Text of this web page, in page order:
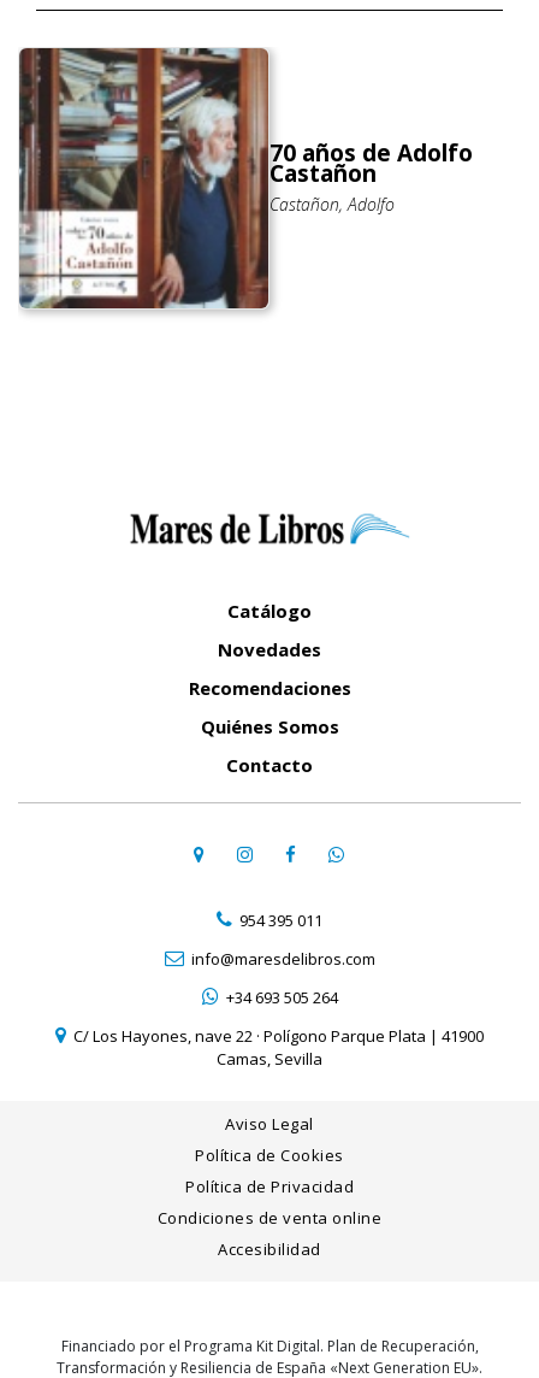
70 años de Adolfo
Castañon
Castañon, Adolfo
Catálogo
Novedades
Recomendaciones
Quiénes Somos
Contacto
954 395 011
info@maresdelibros.com
+34 693 505 264
C/ Los Hayones, nave 22 · Polígono Parque Plata | 41900
Camas, Sevilla
Aviso Legal
Política de Cookies
Política de Privacidad
Condiciones de venta online
Accesibilidad
Financiado por el Programa Kit Digital. Plan de Recuperación,
Transformación y Resiliencia de España «Next Generation EU».